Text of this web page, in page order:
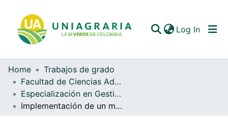
Log In
Communities & Collections
All of DSpace
Home
Trabajos de grado
Facultad de Ciencias Administrativas y Contables
Especialización en Gestión de Agronegocios (EGA)
Implementación de un modelo de negocio agrícola de cacao orgánico como unidad productiva de economía circular en la finca Buenavista, Puerto Asís – Putumayo.